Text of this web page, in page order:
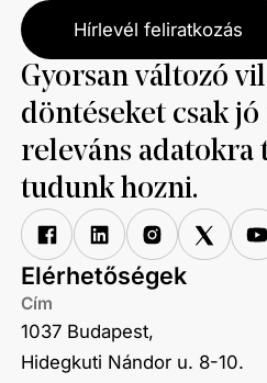
Hírlevél feliratkozás
Gyorsan változó
döntéseket csak
releváns adatokra
tudunk hozni.
Elérhetőségek
Cím
1037 Budapest,
Hidegkuti Nándor u. 8-10.